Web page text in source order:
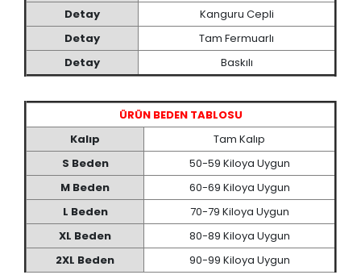
Detay
Kanguru Cepli
Detay
Tam Fermuarlı
Detay
Baskılı
ÜRÜN BEDEN TABLOSU
Kalıp
Tam Kalıp
S Beden
50-59 Kiloya Uygun
M Beden
60-69 Kiloya Uygun
L Beden
70-79 Kiloya Uygun
XL Beden
80-89 Kiloya Uygun
2XL Beden
90-99 Kiloya Uygun